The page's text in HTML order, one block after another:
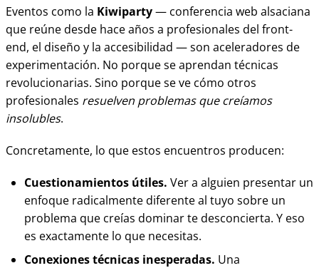
Eventos como la Kiwiparty— conferencia web alsaciana
que reúne desde hace años a profesionales del front-
end, el diseño y la accesibilidad — son aceleradores de
experimentación. No porque se aprendan técnicas
revolucionarias. Sino porque se ve cómo otros
profesionales resuelven problemas que creíamos
insolubles.
Concretamente, lo que estos encuentros producen:
Cuestionamientos útiles. Ver a alguien presentar un
enfoque radicalmente diferente al tuyo sobre un
problema que creías dominar te desconcierta. Y eso
es exactamente lo que necesitas.
Conexiones técnicas inesperadas. Una